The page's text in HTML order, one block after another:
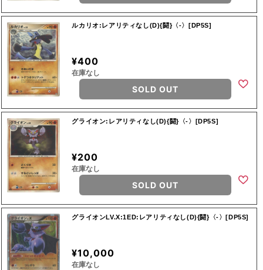
ルカリオ:レアリティなし(D){闘}〈-〉[DP5S]
¥400
在庫なし
SOLD OUT
グライオン:レアリティなし(D){闘}〈-〉[DP5S]
¥200
在庫なし
SOLD OUT
グライオンLV.X:1ED:レアリティなし(D){闘}〈-〉[DP5S]
¥10,000
在庫なし